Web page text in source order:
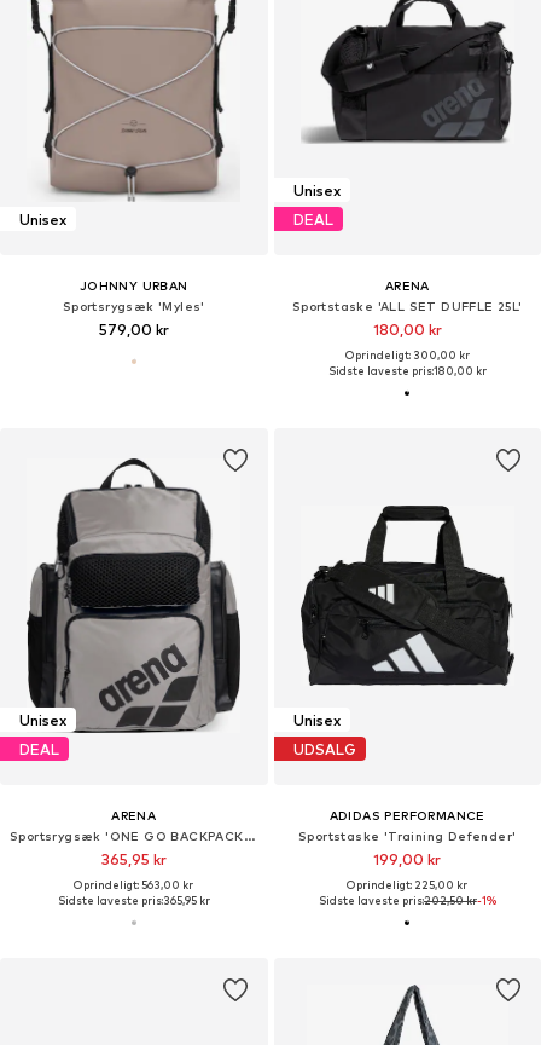
Unisex
JOHNNY URBAN
Sportsrygsæk 'Myles'
579,00 kr
Unisex
DEAL
ARENA
Sportstaske 'ALL SET DUFFLE 25L'
180,00 kr
Oprindeligt: 300,00 kr
Sidste laveste pris:180,00 kr
Unisex
DEAL
ARENA
Sportsrygsæk 'ONE GO BACKPACK 45L'
365,95 kr
Oprindeligt: 563,00 kr
Sidste laveste pris:365,95 kr
Unisex
UDSALG
ADIDAS PERFORMANCE
Sportstaske 'Training Defender'
199,00 kr
Oprindeligt: 225,00 kr
Sidste laveste pris:202,50 kr-1%